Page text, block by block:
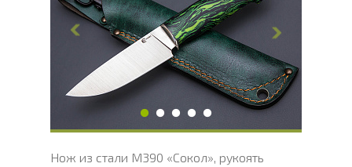
Ширина клинка, мм
Толщина обуха, мм
Ширина рукояти, мм
33
Длина рукояти, мм
118
Толщина рукояти, мм
23
Твердость клинка, HRC
62 - 64 HRC
Нож из стали М390 «Сокол», рукоять